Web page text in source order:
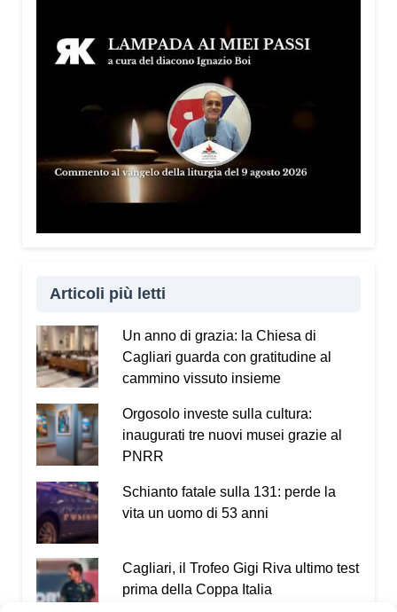
Articoli più letti
Un anno di grazia: la Chiesa di
Cagliari guarda con gratitudine al
cammino vissuto insieme
Orgosolo investe sulla cultura:
inaugurati tre nuovi musei grazie al
PNRR
Schianto fatale sulla 131: perde la
vita un uomo di 53 anni
Cagliari, il Trofeo Gigi Riva ultimo test
prima della Coppa Italia